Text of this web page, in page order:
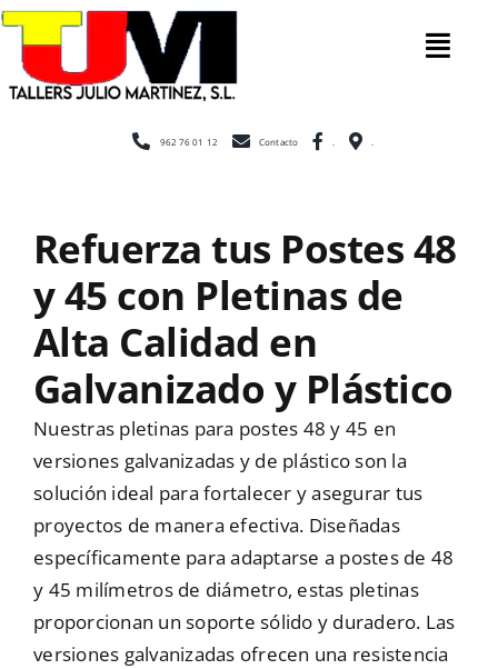
Saltar
contenido
Inicio
Construcción
Cerramientos
Escaleras
Mallas
Noticias
962 76 01 12 Contacto
Refuerza tus Postes 48
y 45 con Pletinas de
Alta Calidad en
Galvanizado y Plástico
Nuestras pletinas para postes 48 y 45 en
versiones galvanizadas y de plástico son la
solución ideal para fortalecer y asegurar tus
proyectos de manera efectiva. Diseñadas
específicamente para adaptarse a postes de 48
y 45 milímetros de diámetro, estas pletinas
proporcionan un soporte sólido y duradero. Las
versiones galvanizadas ofrecen una resistencia